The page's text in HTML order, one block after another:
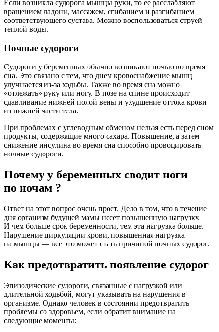
Если возникла судорога мышцы руки, то ее расслабляют
вращением ладони, массажем, сгибанием и разгибанием
соответствующего сустава. Можно воспользоваться струей
теплой воды.
Ночные судороги
Судороги у беременных обычно возникают ночью во время
сна. Это связано с тем, что днем кровоснабжение мышц
улучшается из-за ходьбы. Также во время сна можно
«отлежать» руку или ногу. В позе на спине происходит
сдавливание нижней полой вены и ухудшение оттока крови
из нижней части тела.
При проблемах с углеводным обменом нельзя есть перед сном
продукты, содержащие много сахара. Повышение, а затем
снижение инсулина во время сна способно провоцировать
ночные судороги.
Почему у беременных сводит ноги
по ночам ?
Ответ на этот вопрос очень прост. Дело в том, что в течение
дня организм будущей мамы несет повышенную нагрузку.
И чем больше срок беременности, тем эта нагрузка больше.
Нарушение циркуляции крови, повышенная нагрузка
на мышцы — все это может стать причиной ночных судорог.
Как предотвратить появление судорог
Эпизодические судороги, связанные с нагрузкой или
длительной ходьбой, могут указывать на нарушения в
организме. Однако человек в состоянии предотвратить
проблемы со здоровьем, если обратит внимание на
следующие моменты: